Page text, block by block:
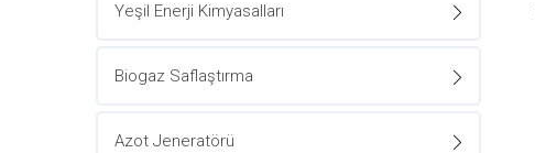
Yeşil Enerji Kimyasalları
Biogaz Saflaştırma
Azot Jeneratörü